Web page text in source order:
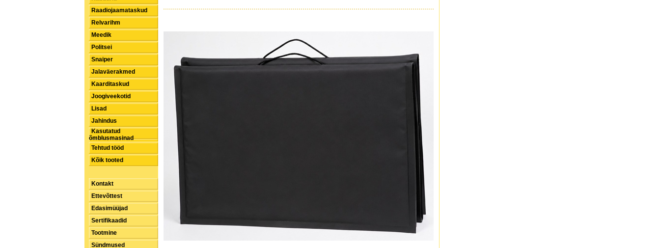
Raadiojaamataskud
Relvarihm
Meedik
Politsei
Snaiper
Jalaväerakmed
Kaarditaskud
Joogiveekotid
Lisad
Jahindus
Kasutatud
õmblusmasinad
Tehtud tööd
Kõik tooted
Kontakt
Ettevõttest
Edasimüüjad
Sertifikaadid
Tootmine
Sündmused